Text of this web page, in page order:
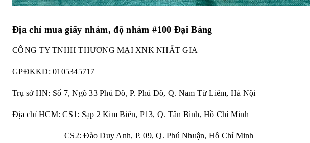
Địa chỉ mua giấy nhám, độ nhám #100 Đại Bàng
CÔNG TY TNHH THƯƠNG MẠI XNK NHẤT GIA
GPĐKKD: 0105345717
Trụ sở HN: Số 7, Ngõ 33 Phú Đô, P. Phú Đô, Q. Nam Từ Liêm, Hà Nội
Địa chỉ HCM: CS1: Sạp 2 Kim Biên, P13, Q. Tân Bình, Hồ Chí Minh
CS2: Đào Duy Anh, P. 09, Q. Phú Nhuận, Hồ Chí Minh